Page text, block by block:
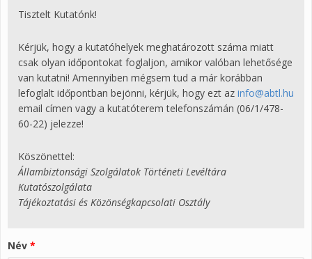
Tisztelt Kutatónk!
Kérjük, hogy a kutatóhelyek meghatározott száma miatt
csak olyan időpontokat foglaljon, amikor valóban lehetősége
van kutatni! Amennyiben mégsem tud a már korábban
lefoglalt időpontban bejönni, kérjük, hogy ezt az info@abtl.hu
email címen vagy a kutatóterem telefonszámán (06/1/478-
60-22) jelezze!
Köszönettel:
Állambiztonsági Szolgálatok Történeti Levéltára
Kutatószolgálata
Tájékoztatási és Közönségkapcsolati Osztály
Név *